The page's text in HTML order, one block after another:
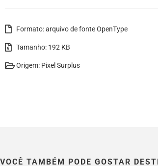
Formato: arquivo de fonte OpenType
Tamanho: 192 KB
Origem: Pixel Surplus
VOCÊ TAMBÉM PODE GOSTAR